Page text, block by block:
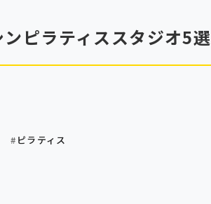
ピラティススタジオ5選
ピラティス